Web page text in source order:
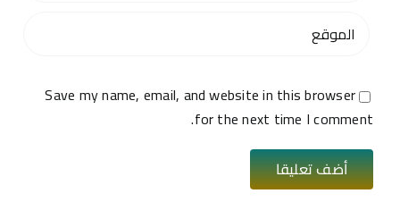
Save my name, email, and website in this browser
for the next time I comment.